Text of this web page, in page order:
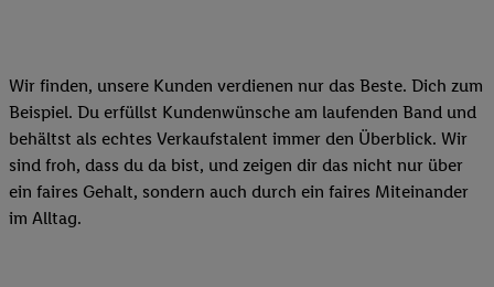
Wir finden, unsere Kunden verdienen nur das Beste. Dich zum
Beispiel. Du erfüllst Kundenwünsche am laufenden Band und
behältst als echtes Verkaufstalent immer den Überblick. Wir
sind froh, dass du da bist, und zeigen dir das nicht nur über
ein faires Gehalt, sondern auch durch ein faires Miteinander
im Alltag.